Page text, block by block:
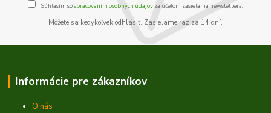
Súhlasím sospracovaním osobných údajov za účelom zasielania newslettera.
Môžete sa kedykoľvek odhlásiť. Zasielame raz za 14 dní.
Informácie pre zákazníkov
O nás